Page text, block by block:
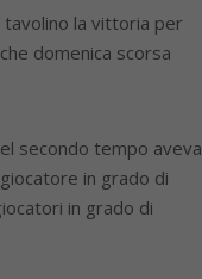
tavolino la vittoria per
domenica scorsa
secondo tempo aveva
in grado di
in grado di